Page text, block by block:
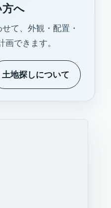
へ
て、外観・配置・
できます。
土地探しについて